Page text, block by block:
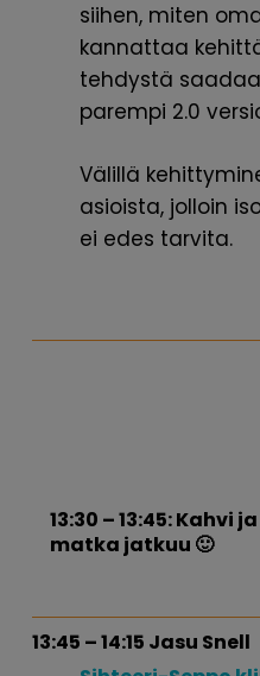
siihen, miten
kannattaa
tehdystä
parempi 2.0
Välillä
asioista, jolloin
ei edes tarvita.
13:30 – 13:45: Kahvi
matka jatkuu 🙂
13:45 – 14:15 Jasu Snell